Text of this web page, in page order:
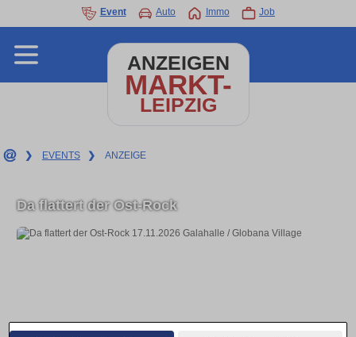
Event Auto Immo Job
ANZEIGEN
MARKT-
LEIPZIG
❯ EVENTS ❯ ANZEIGE
Da flattert der Ost-Rock